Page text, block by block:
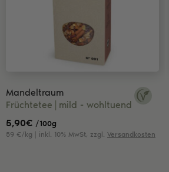
Mandeltraum
Früchtetee
mild - wohltuend
5,90€ /100g
59 €/kg | inkl. 10% MwSt, zzgl. Versandkosten